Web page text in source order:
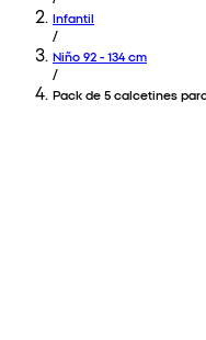
Infantil
/
Niño 92 - 134 cm
/
Pack de 5 calcetines